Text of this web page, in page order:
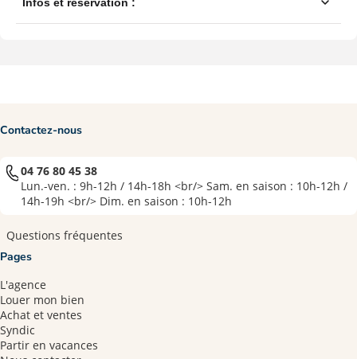
Contactez-nous
04 76 80 45 38
Lun.-ven. : 9h-12h / 14h-18h <br/> Sam. en saison : 10h-12h /
14h-19h <br/> Dim. en saison : 10h-12h
Questions fréquentes
Pages
L'agence
Louer mon bien
Achat et ventes
Syndic
Partir en vacances